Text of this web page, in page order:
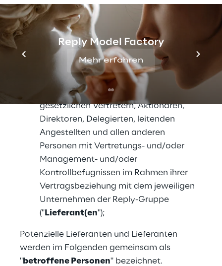
Reply Model Factory
Mehr erfahren
und/oder Management- und/oder
Kontrollbefugnissen ("
potenzieller
Lieferant");
aktuelle und ehemalige Lieferanten (im
Falle von natürlichen Personen und
Selbstständigen), einschließlich
Beratern und Mitarbeitern sowie
gesetzlichen Vertretern, Aktionären,
Direktoren, Delegierten, leitenden
Angestellten und allen anderen
Personen mit Vertretungs- und/oder
Management- und/oder
Kontrollbefugnissen im Rahmen ihrer
Vertragsbeziehung mit dem jeweiligen
Unternehmen der Reply-Gruppe
(" Lieferant(en");
Potenzielle Lieferanten und Lieferanten
werden im Folgenden gemeinsam als
"betroffene Personen" bezeichnet.